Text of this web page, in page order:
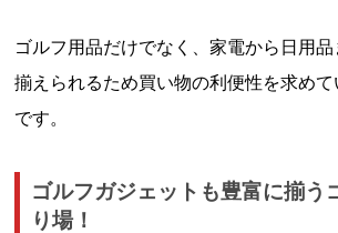
ゴルフ用品だけでなく、家電から日用
揃えられるため買い物の利便性を求めて
です。
ゴルフガジェットも豊富に揃う
り場！